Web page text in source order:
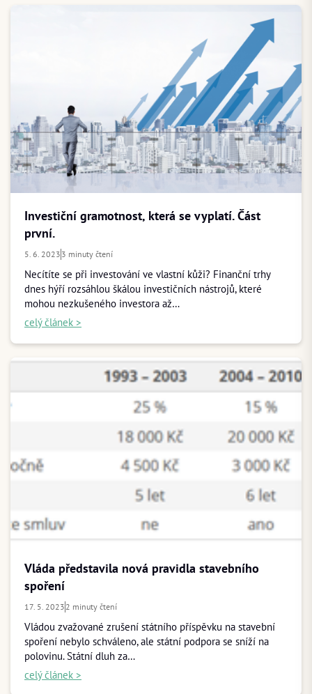
ZAČÍT INVESTOVAT
PŘIHLÁSIT
Investiční gramotnost, která se vyplatí. Část
první.
5. 6. 2023 3 minuty čtení
Necítíte se při investování ve vlastní kůži? Finanční trhy
dnes hýří rozsáhlou škálou investičních nástrojů, které
mohou nezkušeného investora až…
celý článek >
Vláda představila nová pravidla stavebního
spoření
17. 5. 2023 2 minuty čtení
Vládou zvažované zrušení státního příspěvku na stavební
spoření nebylo schváleno, ale státní podpora se sníží na
polovinu. Státní dluh za…
celý článek >